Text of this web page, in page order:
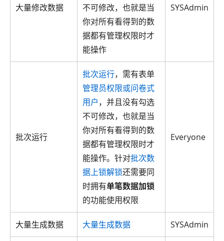
大量修改数据
不可修改，也就是当
你对所有看得到的数
据都有管理权限时才
能操作
SYSAdmin
批次运行
批次运行，需有表单
管理员权限或问卷式
用户，并且没有勾选
不可修改，也就是当
你对所有看得到的数
据都有管理权限时才
能操作。针对批次数
据上锁解锁还需要同
时拥有单笔数据加锁
的功能使用权限
Everyone
大量生成数据 大量生成数据 SYSAdmin